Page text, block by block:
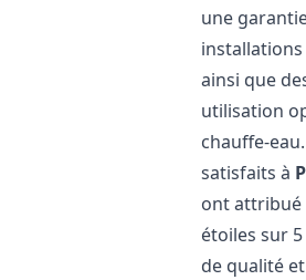
une
ainsi que
utilisation
chauffe-
satisfaits à
ont attribué
étoiles sur
de qualité